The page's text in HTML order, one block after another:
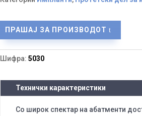
ПРАШАЈ ЗА ПРОИЗВОДОТ
Шифра: 5030
Технички карактеристики
Со широк спектар на абатменти